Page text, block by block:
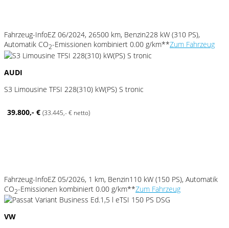
Fahrzeug-InfoEZ 06/2024, 26500 km, Benzin228 kW (310 PS),
Automatik CO2-Emissionen kombiniert 0.00 g/km**Zum Fahrzeug
AUDI
S3 Limousine TFSI 228(310) kW(PS) S tronic
39.800,- € (33.445,- € netto)
Fahrzeug-InfoEZ 05/2026, 1 km, Benzin110 kW (150 PS), Automatik
CO2-Emissionen kombiniert 0.00 g/km**Zum Fahrzeug
VW